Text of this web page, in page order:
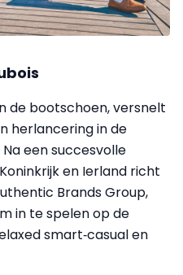
de bootschoen, versnelt
herlancering in de
Na een succesvolle
en Ierland richt
Brands Group,
in te spelen op de
smart‑casual en